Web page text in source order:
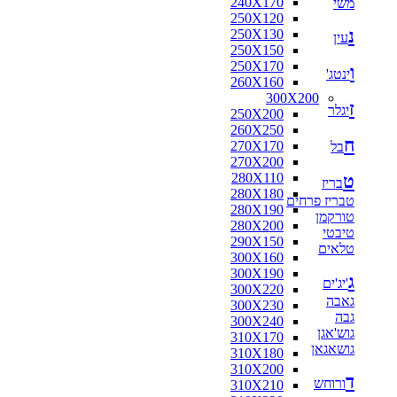
250X120
250X130
250X150
250X170
260X160
300X200
250X200
260X250
270X170
270X200
280X110
280X180
280X190
280X200
290X150
300X160
300X190
300X220
300X230
300X240
310X170
310X180
310X200
310X210
משי
נעין
וינטג'
זיגלר
חבל
טבריז
טבריז פרחים
טורקמן
טיבטי
טלאים
ג'יג'ים
גאבה
גבה
גוש'אגן
גושאגאן
דורוחש
160X160
170X120
170X125
170X160
180X110
180X115
180X120
180X130
180X140
180X160
180X180
190X130
200X100
200X130
200X140
200X150
200X80
210X130
210X140
210X240
216X250
220X100
220X110
220X120
220X130